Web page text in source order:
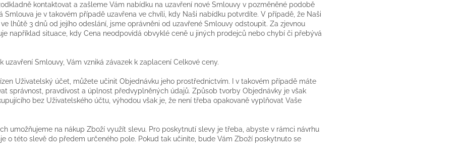
kontaktovat a zašleme Vám nabídku na uzavření nové Smlouvy v pozměněné podobě
Smlouva je v takovém případě uzavřena ve chvíli, kdy Naši nabídku potvrdíte. V případě, že Naši
lhůtě 3 dnů od jejího odeslání, jsme oprávněni od uzavřené Smlouvy odstoupit. Za zjevnou
například situace, kdy Cena neodpovídá obvyklé ceně u jiných prodejců nebo chybí či přebývá
uzavření Smlouvy, Vám vzniká závazek k zaplacení Celkové ceny.
Uživatelský účet, můžete učinit Objednávku jeho prostřednictvím. I v takovém případě máte
správnost, pravdivost a úplnost předvyplněných údajů. Způsob tvorby Objednávky je však
bez Uživatelského účtu, výhodou však je, že není třeba opakovaně vyplňovat Vaše
umožňujeme na nákup Zboží využít slevu. Pro poskytnutí slevy je třeba, abyste v rámci návrhu
o této slevě do předem určeného pole. Pokud tak učiníte, bude Vám Zboží poskytnuto se